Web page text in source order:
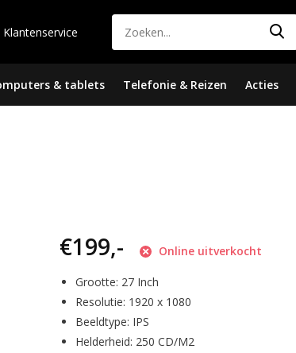
Klantenservice
& tablets Telefonie & Reizen Acties
€199,- Online uitverkocht
Grootte: 27 Inch
Resolutie: 1920 x 1080
Beeldtype: IPS
Helderheid: 250 CD/M2